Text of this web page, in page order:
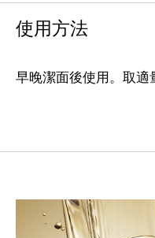
使用方法
早晚潔面後使用。取適